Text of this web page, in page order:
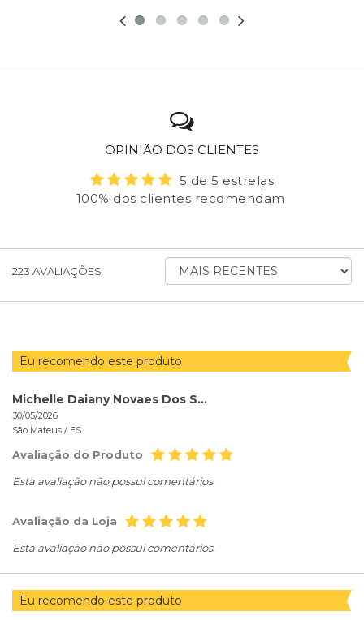
OPINIÃO DOS CLIENTES
5 de 5 estrelas
100% dos clientes recomendam
223 AVALIAÇÕES
ORDENAR
AVALIAÇÕES
Eu recomendo este produto
Michelle Daiany Novaes Dos Santos
30/05/2026
São Mateus / ES
Avaliação do Produto
Esta avaliação não possui comentários.
Avaliação da Loja
Esta avaliação não possui comentários.
Eu recomendo este produto